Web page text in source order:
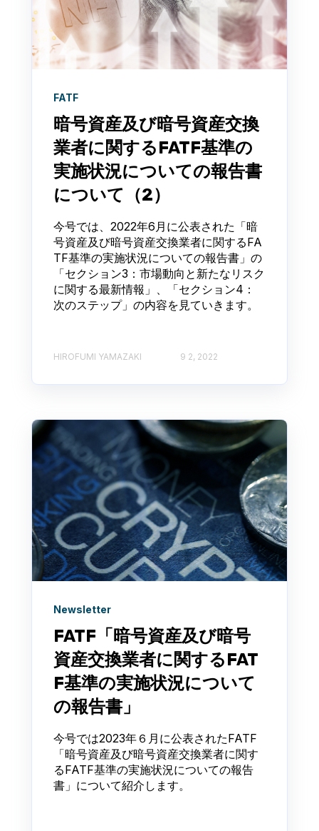
FATF
暗号資産及び暗号資産交換
業者に関するFATF基準の
実施状況についての報告書
について（2）
今号では、2022年6月に公表された「暗
号資産及び暗号資産交換業者に関するFA
TF基準の実施状況についての報告書」の
「セクション3：市場動向と新たなリスク
に関する最新情報」、「セクション4：
次のステップ」の内容を見ていきます。
HIROFUMI YAMAZAKI 9 2, 2022
Newsletter
FATF「暗号資産及び暗号
資産交換業者に関するFAT
F基準の実施状況について
の報告書」
今号では2023年６月に公表されたFATF
「暗号資産及び暗号資産交換業者に関す
るFATF基準の実施状況についての報告
書」について紹介します。